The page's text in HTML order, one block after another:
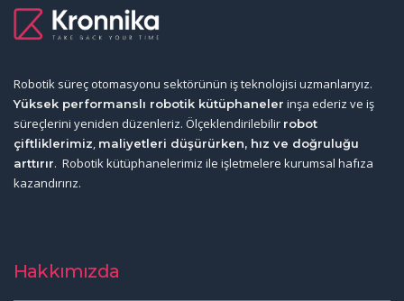
Robotik süreç otomasyonu sektörünün iş teknolojisi uzmanlarıyız.
Yüksek performanslı robotik kütüphaneler inşa ederiz ve iş
süreçlerini yeniden düzenleriz. Ölçeklendirilebilir robot
çiftliklerimiz, maliyetleri düşürürken, hız ve doğruluğu
arttırır. Robotik kütüphanelerimiz ile işletmelere kurumsal hafıza
kazandırırız.
Hakkımızda